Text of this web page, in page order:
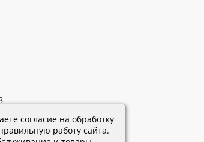
согласие на обработку
работу сайта.